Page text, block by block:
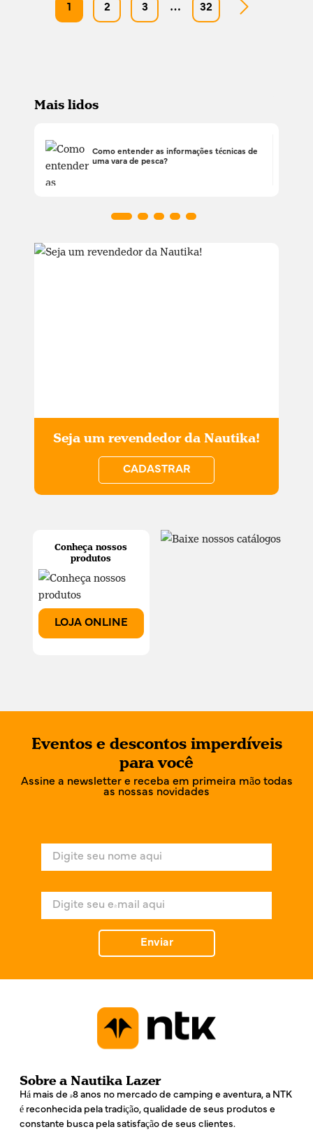
2 3 … 32
Mais lidos
Como entender as informações técnicas de
uma vara de pesca?
Conheça nossos
produtos
LOJA ONLINE
Seja um revendedor da Nautika!
CADASTRAR
Eventos e descontos imperdíveis
para você
Assine a newsletter e receba em primeira mão todas
as nossas novidades
e
*
Enviar
Sobre a Nautika Lazer
Há mais de 48 anos no mercado de camping e aventura, a NTK
é reconhecida pela tradição, qualidade de seus produtos e
constante busca pela satisfação de seus clientes.